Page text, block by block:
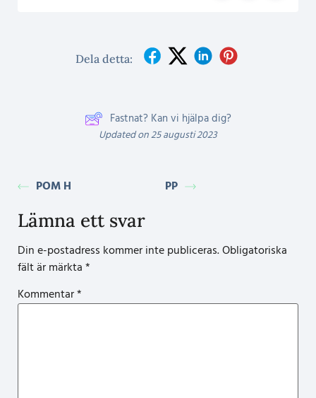
Dela detta:
Fastnat? Kan vi hjälpa dig?
Updated on 25 augusti 2023
POM H PP
Lämna ett svar
Din e-postadress kommer inte publiceras.Obligatoriska
fält är märkta*
Kommentar*